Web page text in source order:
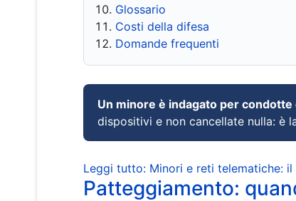
Glossario
Costi della difesa
Domande frequenti
Un minore è indagato per condotte
dispositivi e non cancellate nulla: è
Leggi tutto: Minori e reti telematiche:
Patteggiamento: